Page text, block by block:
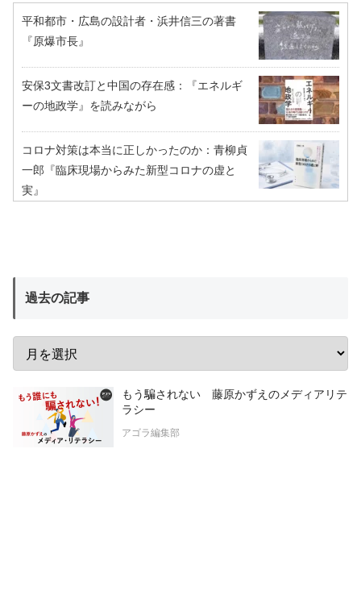
平和都市・広島の設計者・浜井信三の著書
『原爆市長』
安保3文書改訂と中国の存在感：『エネルギ
ーの地政学』を読みながら
コロナ対策は本当に正しかったのか：青柳貞
一郎『臨床現場からみた新型コロナの虚と
実』
過去の記事
もう騙されない 藤原かずえのメディアリテ
ラシー
アゴラ編集部